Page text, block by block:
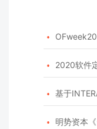

 2020软件
 基于
 明势资本《当